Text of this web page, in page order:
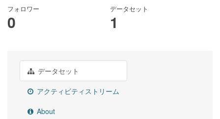
フォロワー
0
データセット
1
データセット
アクティビティストリーム
About